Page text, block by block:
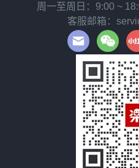
周一至周日：9:00 ~
客服邮箱：